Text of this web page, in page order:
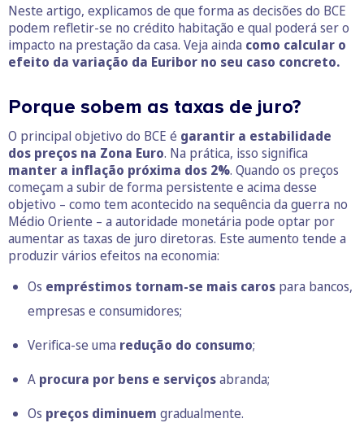
Neste artigo, explicamos de que forma as decisões do BCE
podem refletir-se no crédito habitação e qual poderá ser o
impacto na prestação da casa. Veja ainda como calcular o
efeito da variação da Euribor no seu caso concreto.
Porque sobem as taxas de juro?
O principal objetivo do BCE é garantir a estabilidade
dos preços na Zona Euro. Na prática, isso significa
manter a inflação próxima dos 2%. Quando os preços
começam a subir de forma persistente e acima desse
objetivo – como tem acontecido na sequência da guerra no
Médio Oriente – a autoridade monetária pode optar por
aumentar as taxas de juro diretoras. Este aumento tende a
produzir vários efeitos na economia:
Os empréstimos tornam-se mais caros para bancos,
empresas e consumidores;
Verifica-se uma redução do consumo;
A procura por bens e serviçosabranda;
Os preços diminuem gradualmente.